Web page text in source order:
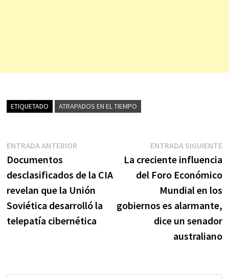
ETIQUETADO ATRAPADOS EN EL TIEMPO
Navegación
de
entradas
ENTRADA ANTERIOREntrada
Documentos
desclasificados de la CIA
revelan que la Unión
Soviética desarrolló la
telepatía cibernética
ENTRADA SIGUIENTE
La creciente influencia
del Foro Económico
Mundial en los
gobiernos es alarmante,
dice un senador
australiano